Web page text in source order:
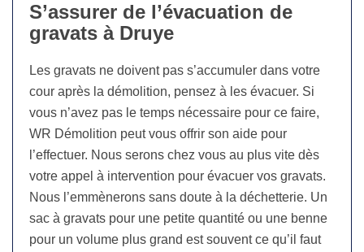
S’assurer de l’évacuation de
gravats à Druye
Les gravats ne doivent pas s’accumuler dans votre
cour après la démolition, pensez à les évacuer. Si
vous n’avez pas le temps nécessaire pour ce faire,
WR Démolition peut vous offrir son aide pour
l’effectuer. Nous serons chez vous au plus vite dès
votre appel à intervention pour évacuer vos gravats.
Nous l’emmènerons sans doute à la déchetterie. Un
sac à gravats pour une petite quantité ou une benne
pour un volume plus grand est souvent ce qu’il faut